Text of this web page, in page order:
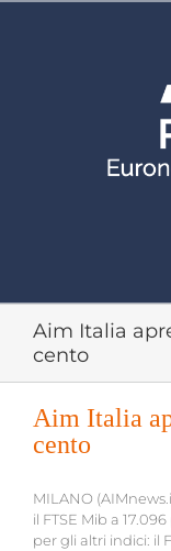
Aim Italia
cento
Aim Italia
cento
MILANO
il FTSE Mib a
per gli altri indici: il